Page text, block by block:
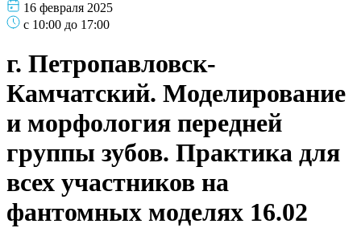
16 февраля 2025
с 10:00 до 17:00
г. Петропавловск-
Камчатский. Моделирование
и морфология передней
группы зубов. Практика для
всех участников на
фантомных моделях 16.02